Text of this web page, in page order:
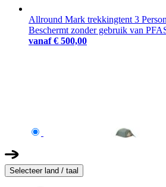
Allround Mark trekkingtent 3
Beschermt zonder gebruik van
vanaf € 500,00
Selecteer land / taal